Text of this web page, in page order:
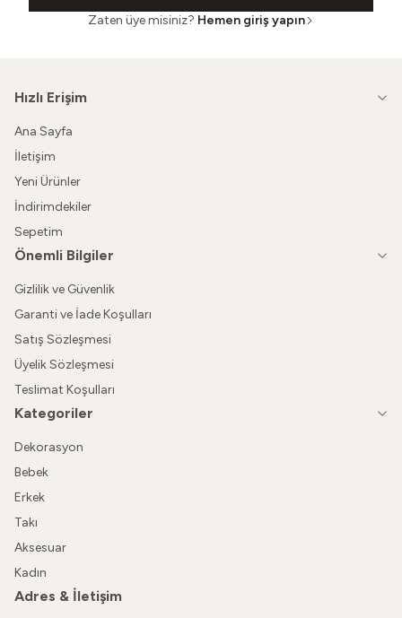
Zaten üye misiniz? Hemen giriş yapın
Hızlı Erişim
Ana Sayfa
İletişim
Yeni Ürünler
İndirimdekiler
Sepetim
Önemli Bilgiler
Gizlilik ve Güvenlik
Garanti ve İade Koşulları
Satış Sözleşmesi
Üyelik Sözleşmesi
Teslimat Koşulları
Kategoriler
Dekorasyon
Bebek
Erkek
Takı
Aksesuar
Kadın
Adres & İletişim